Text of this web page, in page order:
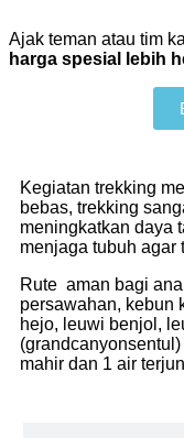
Ajak teman atau tim
harga spesial lebih
Kegiatan trekking
bebas, trekking
meningkatkan daya
menjaga tubuh agar
Rute aman bagi
persawahan, kebun
hejo, leuwi benjol,
mahir dan 1 air